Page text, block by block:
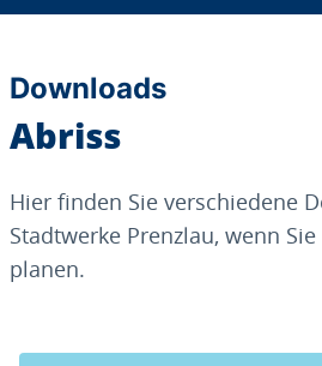
Downloads
Abriss
Hier finden Sie verschiedene
Stadtwerke Prenzlau, wenn
planen.